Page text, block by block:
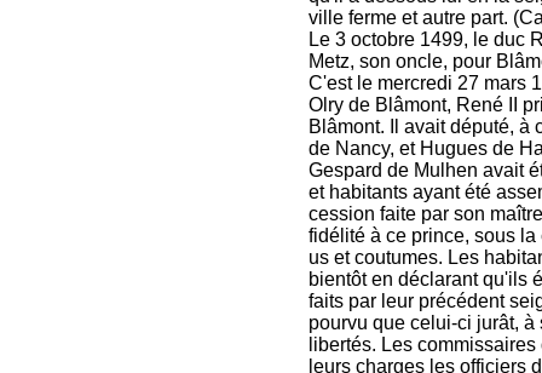
ville ferme et autre part.
Le 3 octobre 1499, le duc
Metz, son oncle, pour
C'est le mercredi 27 mars
Olry de Blâmont, René II
Blâmont. Il avait député, à
de Nancy, et Hugues de
Gespard de Mulhen avait
et habitants ayant été
cession faite par son
fidélité à ce prince, sous
us et coutumes. Les
bientôt en déclarant qu'ils
faits par leur précédent
pourvu que celui-ci jurât,
libertés. Les
leurs charges les officiers